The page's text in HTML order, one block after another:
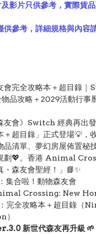
影片只供參考，實際貨
供參考，詳細規格與內容
會完全攻略本＋超目錄｜
品攻略＋2029活動行事
友會》Switch 經典再出
＋超目錄」正式登場💡，
品清單、夢幻房屋佈置秘
劃💖。香港 Animal
・森友會聖經！」📘✨
：集合啦！動物森友會
Crossing: New
：完全攻略本＋超目錄（
）
新世代森友再升級 🌱